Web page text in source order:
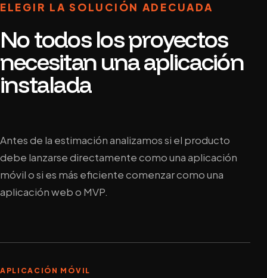
ELEGIR LA SOLUCIÓN ADECUADA
No todos los proyectos
necesitan una aplicación
instalada
Antes de la estimación analizamos si el producto
debe lanzarse directamente como una aplicación
móvil o si es más eficiente comenzar como una
aplicación web o MVP.
APLICACIÓN MÓVIL